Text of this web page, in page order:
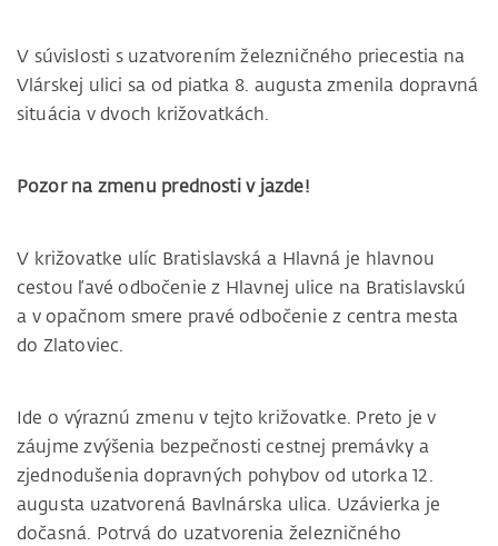
V súvislosti s uzatvorením železničného priecestia na
Vlárskej ulici sa od piatka 8. augusta zmenila dopravná
situácia v dvoch križovatkách.
Pozor na zmenu prednosti v jazde!
V križovatke ulíc Bratislavská a Hlavná je hlavnou
cestou ľavé odbočenie z Hlavnej ulice na Bratislavskú
a v opačnom smere pravé odbočenie z centra mesta
do Zlatoviec.
Ide o výraznú zmenu v tejto križovatke. Preto je v
záujme zvýšenia bezpečnosti cestnej premávky a
zjednodušenia dopravných pohybov od utorka 12.
augusta uzatvorená Bavlnárska ulica. Uzávierka je
dočasná. Potrvá do uzatvorenia železničného